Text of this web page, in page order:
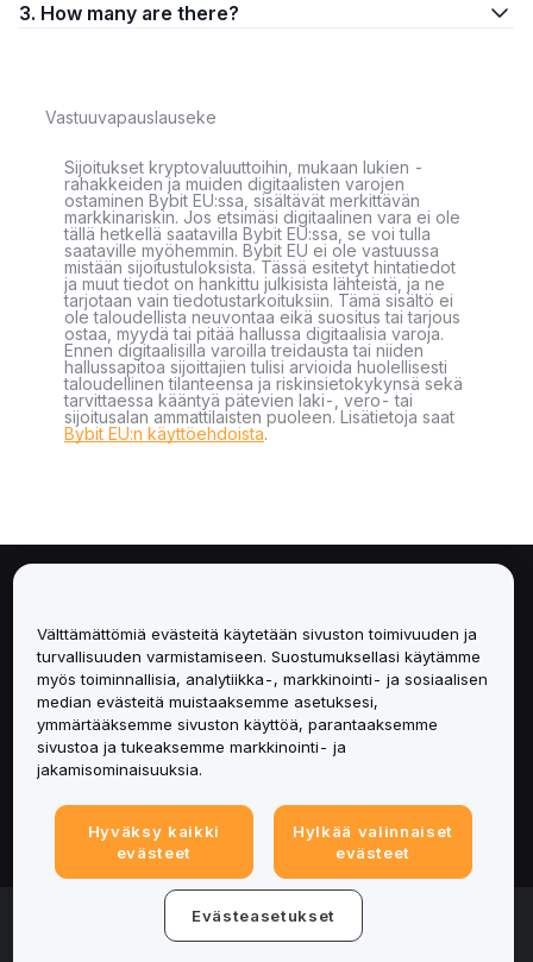
3. How many are there?
Vastuuvapauslauseke
Sijoitukset kryptovaluuttoihin, mukaan lukien -
rahakkeiden ja muiden digitaalisten varojen
ostaminen Bybit EU:ssa, sisältävät merkittävän
markkinariskin. Jos etsimäsi digitaalinen vara ei ole
tällä hetkellä saatavilla Bybit EU:ssa, se voi tulla
saataville myöhemmin. Bybit EU ei ole vastuussa
mistään sijoitustuloksista. Tässä esitetyt hintatiedot
ja muut tiedot on hankittu julkisista lähteistä, ja ne
tarjotaan vain tiedotustarkoituksiin. Tämä sisältö ei
ole taloudellista neuvontaa eikä suositus tai tarjous
ostaa, myydä tai pitää hallussa digitaalisia varoja.
Ennen digitaalisilla varoilla treidausta tai niiden
hallussapitoa sijoittajien tulisi arvioida huolellisesti
taloudellinen tilanteensa ja riskinsietokykynsä sekä
tarvittaessa kääntyä pätevien laki-, vero- tai
sijoitusalan ammattilaisten puoleen. Lisätietoja saat
Bybit EU:n käyttöehdoista.
Palvelut
Tuki
Tuotteet
Lakiasiat
© 2025-2026 Bybit.eu. All rights reserved.
Välttämättömiä evästeitä käytetään sivuston toimivuuden ja
turvallisuuden varmistamiseen. Suostumuksellasi käytämme
myös toiminnallisia, analytiikka-, markkinointi- ja sosiaalisen
median evästeitä muistaaksemme asetuksesi,
ymmärtääksemme sivuston käyttöä, parantaaksemme
sivustoa ja tukeaksemme markkinointi- ja
jakamisominaisuuksia.
Hyväksy kaikki
evästeet
Hylkää valinnaiset
evästeet
Evästeasetukset